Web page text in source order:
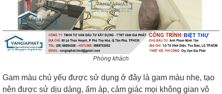
Phòng khách
Gam màu chủ yếu được sử dụng ở đây là gam màu nhẹ, tạo
nên được sử dịu dàng, ấm áp, cảm giác mọi không gian vô